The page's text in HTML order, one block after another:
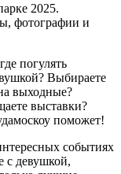
2025.
фотографии и
погулять
Выбираете
выходные?
выставки?
поможет!
событиях
с девушкой,